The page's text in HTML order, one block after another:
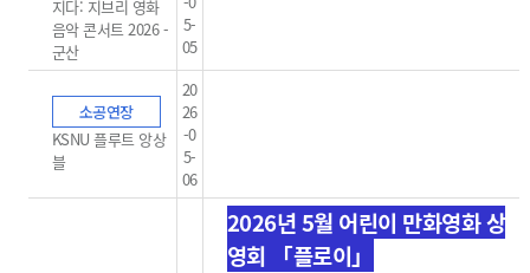
지다: 지브리 영화
음악 콘서트 2026 -
군산
5-
05
소공연장
KSNU 플루트 앙상
블
20
26
-0
5-
06
2026년 5월 어린이 만화영화 상
영회 「플로이」